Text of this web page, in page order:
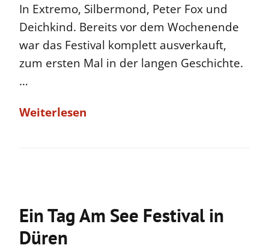
In Extremo, Silbermond, Peter Fox und
Deichkind. Bereits vor dem Wochenende
war das Festival komplett ausverkauft,
zum ersten Mal in der langen Geschichte.
…
Weiterlesen
Ein Tag Am See Festival in
Düren